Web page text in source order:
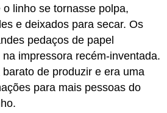
linho se tornasse polpa,
e deixados para secar. Os
pedaços de papel
impressora recém-inventada.
de produzir e era uma
para mais pessoas do